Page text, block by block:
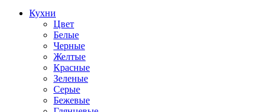
Кухни
Цвет
Белые
Черные
Желтые
Красные
Зеленые
Серые
Бежевые